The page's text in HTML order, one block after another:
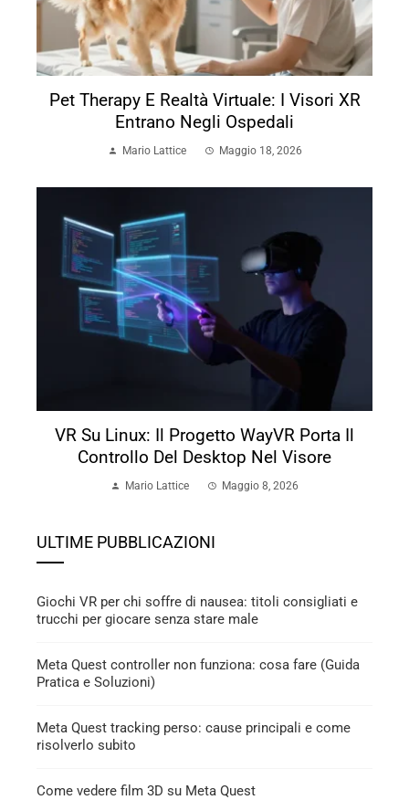
Pet Therapy E Realtà Virtuale: I Visori XR
Entrano Negli Ospedali
Mario Lattice Maggio 18, 2026
VR Su Linux: Il Progetto WayVR Porta Il
Controllo Del Desktop Nel Visore
Mario Lattice Maggio 8, 2026
ULTIME PUBBLICAZIONI
Giochi VR per chi soffre di nausea: titoli consigliati e
trucchi per giocare senza stare male
Meta Quest controller non funziona: cosa fare (Guida
Pratica e Soluzioni)
Meta Quest tracking perso: cause principali e come
risolverlo subito
Come vedere film 3D su Meta Quest